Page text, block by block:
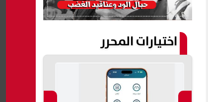
اختيارات المحرر